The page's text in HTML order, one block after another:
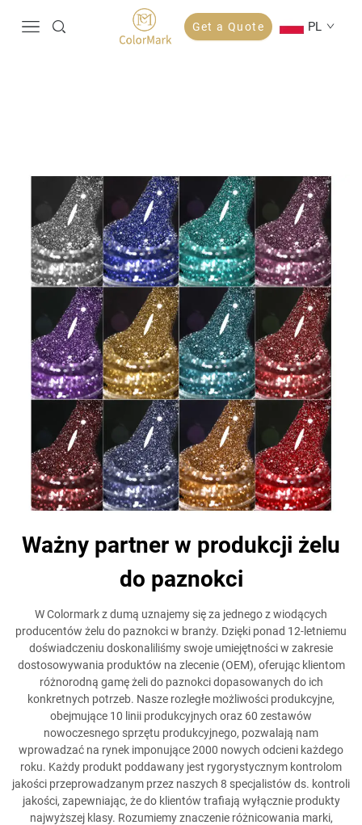
Get a Quote PL
Ważny partner w produkcji żelu
do paznokci
W Colormark z dumą uznajemy się za jednego z wiodących
producentów żelu do paznokci w branży. Dzięki ponad 12-letniemu
doświadczeniu doskonaliliśmy swoje umiejętności w zakresie
dostosowywania produktów na zlecenie (OEM), oferując klientom
różnorodną gamę żeli do paznokci dopasowanych do ich
konkretnych potrzeb. Nasze rozległe możliwości produkcyjne,
obejmujące 10 linii produkcyjnych oraz 60 zestawów
nowoczesnego sprzętu produkcyjnego, pozwalają nam
wprowadzać na rynek imponujące 2000 nowych odcieni każdego
roku. Każdy produkt poddawany jest rygorystycznym kontrolom
jakości przeprowadzanym przez naszych 8 specjalistów ds. kontroli
jakości, zapewniając, że do klientów trafiają wyłącznie produkty
najwyższej klasy. Rozumiemy znaczenie różnicowania marki,